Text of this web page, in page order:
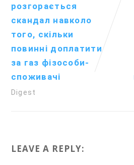
розгорається
скандал навколо
того, скільки
повинні доплатити
за газ фізособи-
споживачі
Digest
LEAVE A REPLY: